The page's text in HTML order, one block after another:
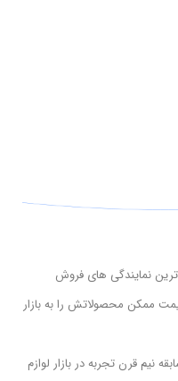
ترین نمایندگی های فروش
ممکن محصولاتش را به بازار
نیم قرن تجربه در بازار لوازم